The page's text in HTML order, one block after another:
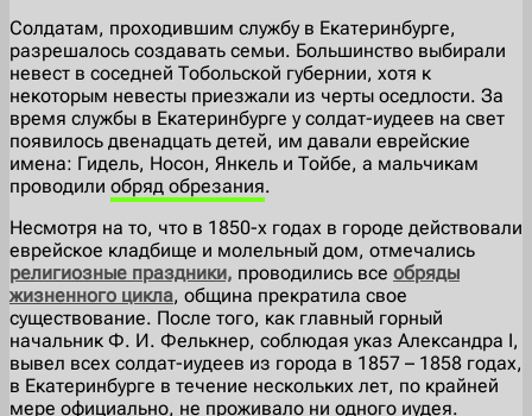
Солдатам, проходившим службу в Екатеринбурге,
разрешалось создавать семьи. Большинство выбирали
невест в соседней Тобольской губернии, хотя к
некоторым невесты приезжали из черты оседлости. За
время службы в Екатеринбурге у солдат-иудеев на свет
появилось двенадцать детей, им давали еврейские
имена: Гидель, Носон, Янкель и Тойбе, а мальчикам
проводили обряд обрезания.
Несмотря на то, что в 1850-х годах в городе действовали
еврейское кладбище и молельный дом, отмечались
религиозные праздники, проводились все обряды
жизненного цикла, община прекратила свое
существование. После того, как главный горный
начальник Ф. И. Фелькнер, соблюдая указ Александра I,
вывел всех солдат-иудеев из города в 1857 – 1858 годах,
в Екатеринбурге в течение нескольких лет, по крайней
мере официально, не проживало ни одного иудея.